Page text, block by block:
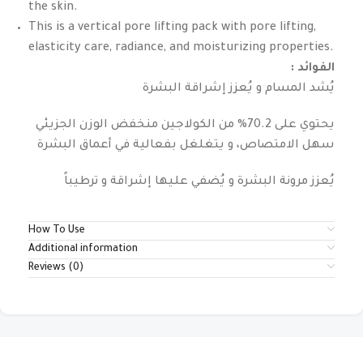
the skin.
This is a vertical pore lifting pack with pore lifting,
elasticity care, radiance, and moisturizing properties.
: الفوائد
يُشد المسام و يُعزز إشراقة البشرة
يحتوي على 70.2% من الكولاجين منخفض الوزن الجزيئي
سهل الامتصاص، و يتغلغل بفعالية في أعماق البشرة
يُعزز مرونة البشرة و يُضفي عليها إشراقة و ترطيباً
How To Use
Additional information
Reviews (0)